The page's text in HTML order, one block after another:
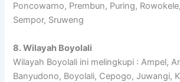
Poncowarno, Prembun, Puring,
Sempor, Sruweng
8. Wilayah Boyolali
Wilayah Boyolali ini melingkupi : Ampel,
Banyudono, Boyolali, Cepogo, Juwangi,